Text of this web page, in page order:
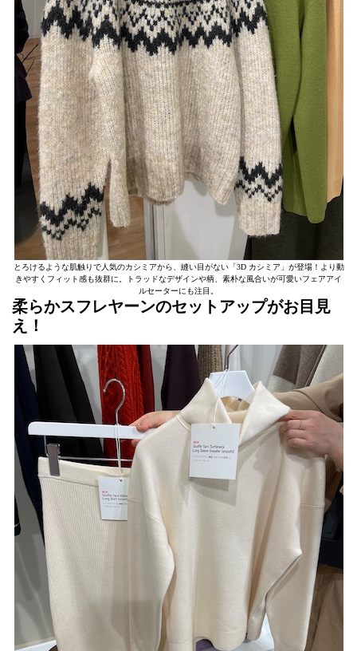
とろけるような肌触りで人気のカシミアから、縫い目がない「3D カシミア」が登場！より動
きやすくフィット感も抜群に。トラッドなデザインや柄、素朴な風合いが可愛いフェアアイ
ルセーターにも注目。
柔らかスフレヤーンのセットアップがお目見
え！